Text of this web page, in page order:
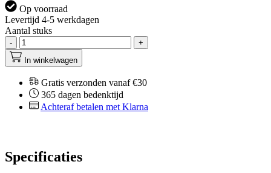
Op voorraad
Levertijd 4-5 werkdagen
Aantal stuks
-
+
In winkelwagen
Gratis verzonden vanaf €30
365 dagen bedenktijd
Achteraf betalen met Klarna
Specificaties